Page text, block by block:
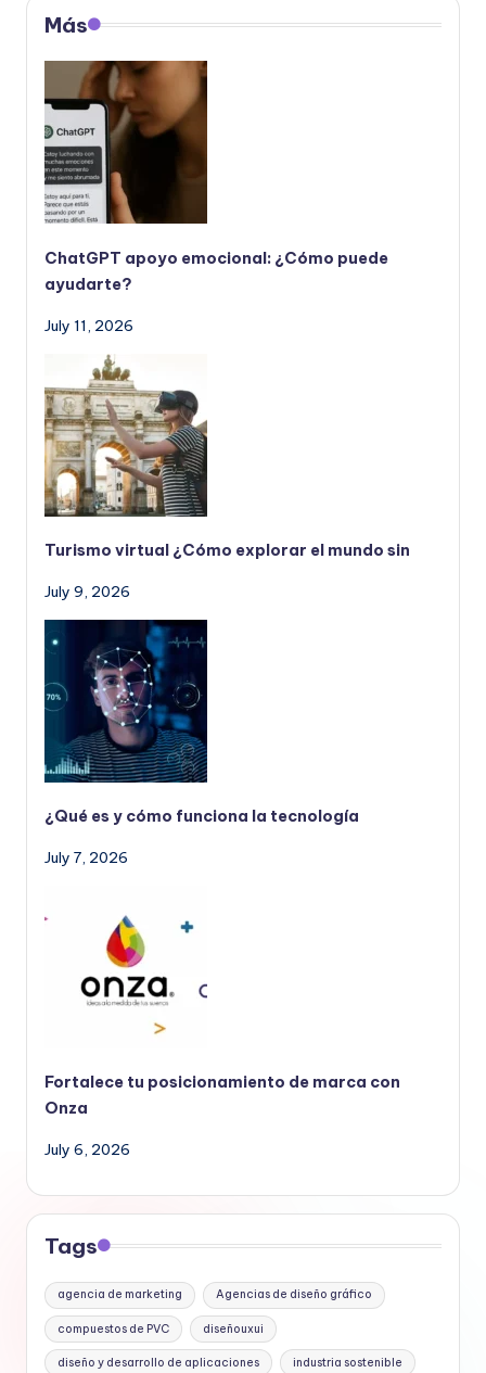
Más
ChatGPT apoyo emocional: ¿Cómo puede
ayudarte?
July 11, 2026
Turismo virtual ¿Cómo explorar el mundo sin
July 9, 2026
¿Qué es y cómo funciona la tecnología
July 7, 2026
Fortalece tu posicionamiento de marca con
Onza
July 6, 2026
Tags
agencia de marketing Agencias de diseño gráfico
compuestos de PVC diseñouxui
diseño y desarrollo de aplicaciones industria sostenible